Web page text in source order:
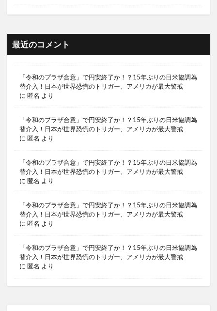
最近のコメント
「令和のプラザ合意」で円安終了か！？15年ぶりの日米協調為
替介入！日本が世界恐慌のトリガー、アメリカが最大警戒
に 匿名 より
「令和のプラザ合意」で円安終了か！？15年ぶりの日米協調為
替介入！日本が世界恐慌のトリガー、アメリカが最大警戒
に 匿名 より
「令和のプラザ合意」で円安終了か！？15年ぶりの日米協調為
替介入！日本が世界恐慌のトリガー、アメリカが最大警戒
に 匿名 より
「令和のプラザ合意」で円安終了か！？15年ぶりの日米協調為
替介入！日本が世界恐慌のトリガー、アメリカが最大警戒
に 匿名 より
「令和のプラザ合意」で円安終了か！？15年ぶりの日米協調為
替介入！日本が世界恐慌のトリガー、アメリカが最大警戒
に 匿名 より